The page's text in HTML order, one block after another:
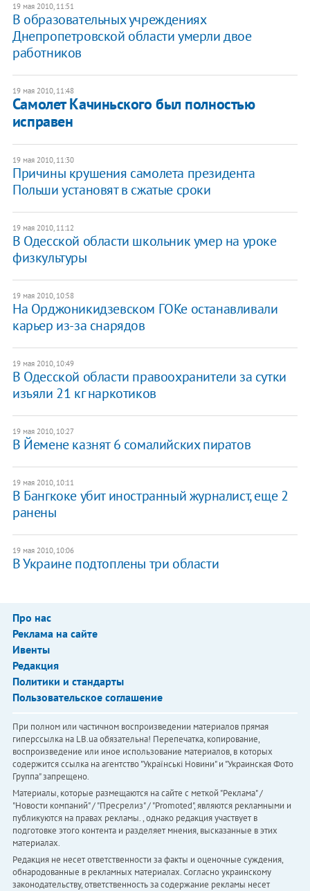
19 мая 2010, 11:51
В образовательных учреждениях
Днепропетровской области умерли двое
работников
19 мая 2010, 11:48
Самолет Качиньского был полностью
исправен
19 мая 2010, 11:30
Причины крушения самолета президента
Польши установят в сжатые сроки
19 мая 2010, 11:12
В Одесской области школьник умер на уроке
физкультуры
19 мая 2010, 10:58
На Орджоникидзевском ГОКе останавливали
карьер из-за снарядов
19 мая 2010, 10:49
В Одесской области правоохранители за сутки
изъяли 21 кг наркотиков
19 мая 2010, 10:27
В Йемене казнят 6 сомалийских пиратов
19 мая 2010, 10:11
В Бангкоке убит иностранный журналист, еще 2
ранены
19 мая 2010, 10:06
В Украине подтоплены три области
Про нас
Реклама на сайте
Ивенты
Редакция
Политики и стандарты
Пользовательское соглашение
При полном или частичном воспроизведении материалов прямая
гиперссылка на LB.ua обязательна! Перепечатка, копирование,
воспроизведение или иное использование материалов, в которых
содержится ссылка на агентство "Українськi Новини" и "Украинская Фото
Группа" запрещено.
Материалы, которые размещаются на сайте с меткой "Реклама" /
"Новости компаний" / "Пресрелиз" / "Promoted", являются рекламными и
публикуются на правах рекламы. , однако редакция участвует в
подготовке этого контента и разделяет мнения, высказанные в этих
материалах.
Редакция не несет ответственности за факты и оценочные суждения,
обнародованные в рекламных материалах. Согласно украинскому
законодательству, ответственность за содержание рекламы несет